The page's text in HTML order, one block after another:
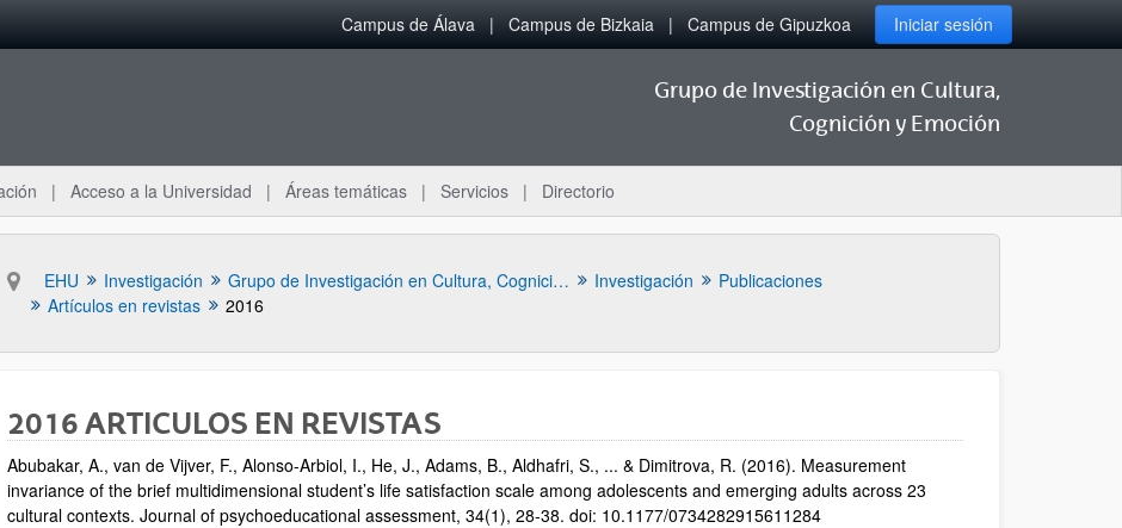
Campus de Álava Campus de Bizkaia Campus de Gipuzkoa Iniciar sesión
Grupo de Investigación en Cultura,
Cognición y Emoción
Acceso a la Universidad Áreas temáticas Servicios Directorio
EHU Investigación Grupo de Investigación en Cultura, Cognición y Emoción Investigación
Publicaciones
Artículos en revistas
2016
ocultar subpáginas
2016 ARTICULOS EN REVISTAS
Abubakar, A., van de Vijver, F., Alonso-Arbiol, I., He, J., Adams, B., Aldhafri, S., ... & Dimitrova, R. (2016). Measurement
invariance of the brief multidimensional student’s life satisfaction scale among adolescents and emerging adults across 23
cultural contexts. Journal of psychoeducational assessment, 34(1), 28-38. doi: 10.1177/0734282915611284